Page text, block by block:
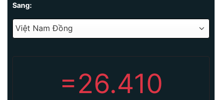
Sang:
=26.410